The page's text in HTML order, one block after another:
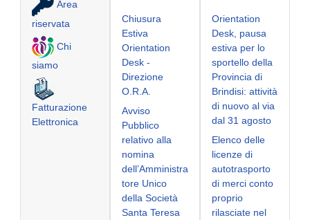
Area
riservata
Chi
siamo
Fatturazione
Elettronica
Chiusura
Estiva
Orientation
Desk -
Direzione
O.R.A.
Avviso
Pubblico
relativo alla
nomina
dell’Amministra
tore Unico
della Società
Santa Teresa
Orientation
Desk, pausa
estiva per lo
sportello della
Provincia di
Brindisi: attività
di nuovo al via
dal 31 agosto
Elenco delle
licenze di
autotrasporto
di merci conto
proprio
rilasciate nel